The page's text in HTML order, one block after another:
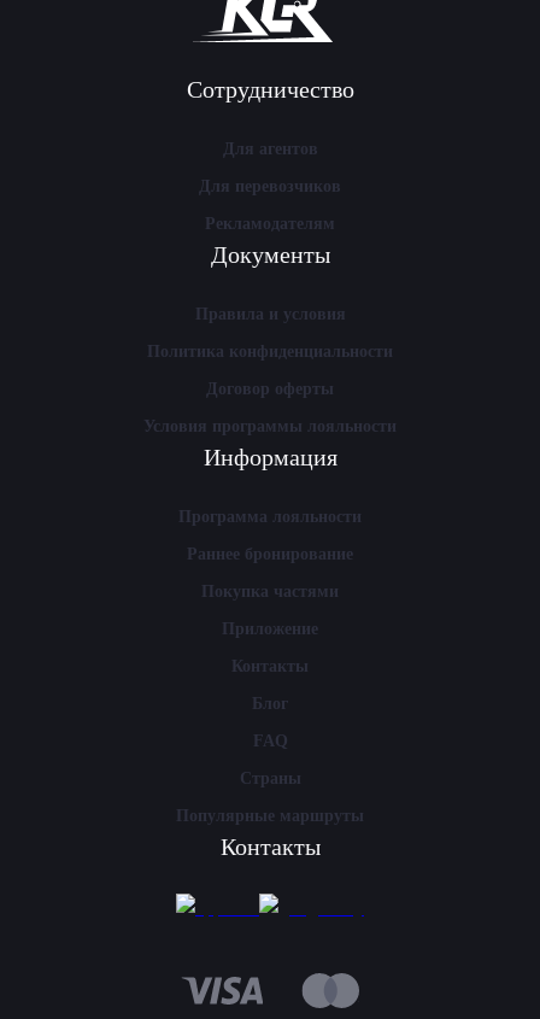
Сотрудничество
Для агентов
Для перевозчиков
Рекламодателям
Документы
Правила и условия
Политика конфиденциальности
Договор оферты
Условия программы лояльности
Информация
Программа лояльности
Раннее бронирование
Покупка частями
Приложение
Контакты
Блог
FAQ
Страны
Популярные маршруты
Контакты